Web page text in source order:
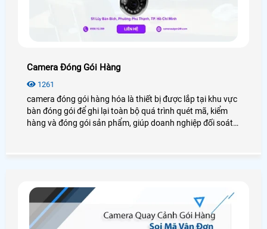
Camera Đóng Gói Hàng
1261
camera đóng gói hàng hóa là thiết bị được lắp tại khu vực
bàn đóng gói để ghi lại toàn bộ quá trình quét mã, kiểm
hàng và đóng gói sản phẩm, giúp doanh nghiệp đối soát